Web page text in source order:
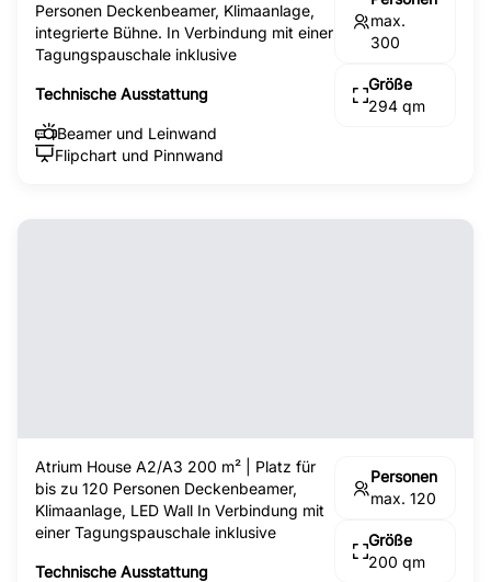
Personen Deckenbeamer, Klimaanlage,
integrierte Bühne. In Verbindung mit einer
Tagungspauschale inklusive
Technische Ausstattung
Beamer und Leinwand
Flipchart und Pinnwand
max.
300
Größe
294 qm
Atrium House A2/A3 200 m² | Platz für
bis zu 120 Personen Deckenbeamer,
Klimaanlage, LED Wall In Verbindung mit
einer Tagungspauschale inklusive
Technische Ausstattung
Personen
max. 120
Größe
200 qm